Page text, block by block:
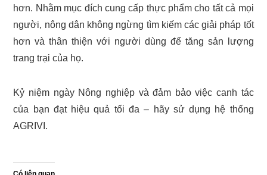
hơn. Nhằm mục đích cung cấp thực phẩm cho tất cả mọi
người, nông dân không ngừng tìm kiếm các giải pháp tốt
hơn và thân thiện với người dùng để tăng sản lượng
trang trại của họ.
Kỷ niệm ngày Nông nghiệp và đảm bảo việc canh tác
của bạn đạt hiệu quả tối đa – hãy sử dụng hệ thống
AGRIVI.